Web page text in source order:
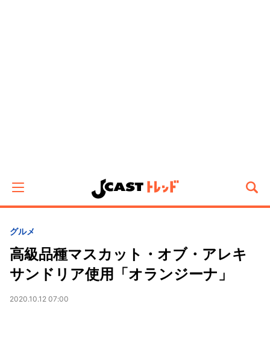
グルメ
高級品種マスカット・オブ・アレキ
サンドリア使用「オランジーナ」
2020.10.12 07:00